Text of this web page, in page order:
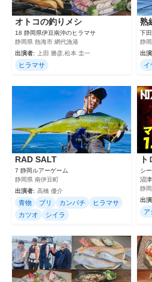
オトコの釣りメシ
18 静岡県伊豆南沖のヒラマサ
静岡県 熱海市 網代漁港
出演者:
上田 勝彦,松本 圭一
ヒラマサ
熟
下
静
出
イ
RAD SALT
7 静岡ルアーゲーム
静岡県 南伊豆町
出演者: 高橋 優介
青物 ブリ カンパチ
ヒラマサ
カツオ
シイラ
シ
沼
静
出
ア